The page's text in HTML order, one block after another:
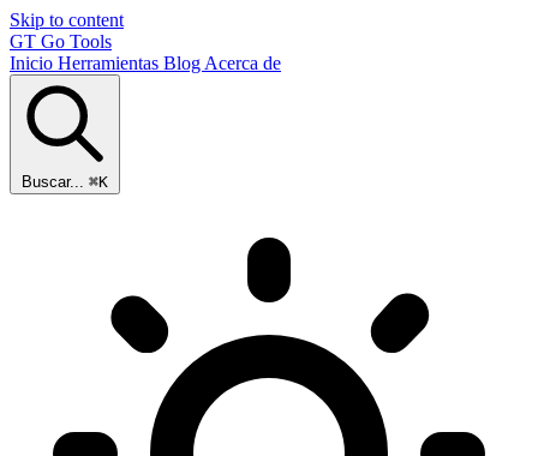
Skip to content
GT Go Tools
Inicio Herramientas Blog Acerca de
Buscar... ⌘K